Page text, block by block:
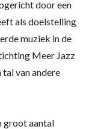
door een
als doelstelling
muziek in de
Meer Jazz
van andere
groot aantal